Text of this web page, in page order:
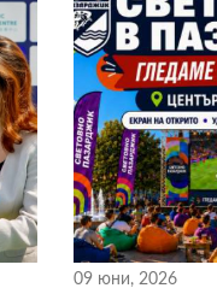
09 юни, 2026